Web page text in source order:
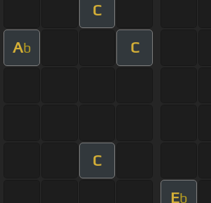
C
Ab C
C
Eb